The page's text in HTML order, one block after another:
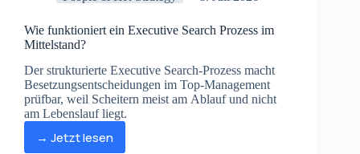
Wie funktioniert ein Executive Search Prozess im
Mittelstand?
Der strukturierte Executive Search-Prozess macht
Besetzungsentscheidungen im Top-Management
prüfbar, weil Scheitern meist am Ablauf und nicht
am Lebenslauf liegt.
→ Jetzt lesen
Wie